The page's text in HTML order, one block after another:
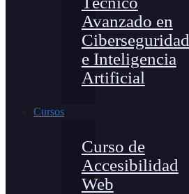
Avanzado en
Ciberseguridad
e Inteligencia
Artificial
Cursos
Curso de
Accesibilidad
Web